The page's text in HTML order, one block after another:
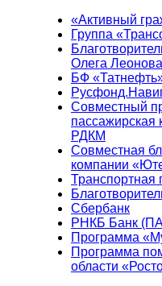
«Активный
Группа
Олега Леонова
БФ
Совместный
пассажирская
РДКМ
Совместная
компании
Транспортная
Сбербанк
РНКБ Банк
Программа
Программа
области